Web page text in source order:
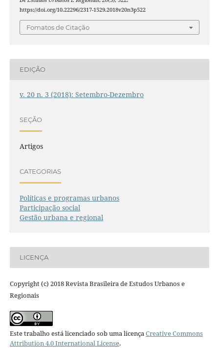
https://doi.org/10.22296/2317-1529.2018v20n3p522
Fomatos de Citação
EDIÇÃO
v. 20 n. 3 (2018): Setembro-Dezembro
SEÇÃO
Artigos
CATEGORIAS
Políticas e programas urbanos
Participação social
Gestão urbana e regional
LICENÇA
Copyright (c) 2018 Revista Brasileira de Estudos Urbanos e
Regionais
Este trabalho está licenciado sob uma licençaCreative Commons
Attribution 4.0 International License.